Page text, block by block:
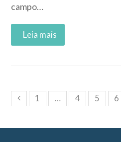
campo…
1 … 4 5 6